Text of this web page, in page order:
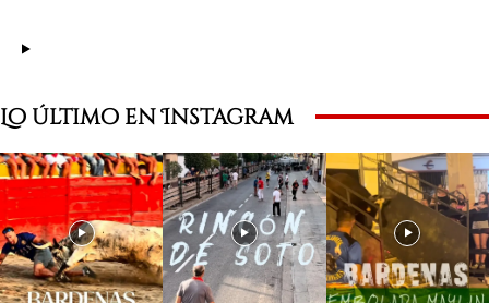
Lo último en Instagram